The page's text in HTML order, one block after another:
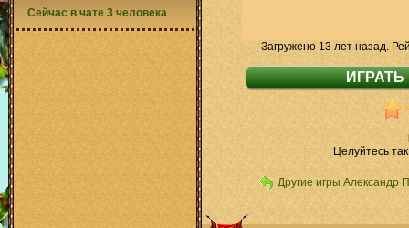
Загружено 13 лет назад.
Целуйтесь
Другие игры Александр
Сейчас в чате 3 человека